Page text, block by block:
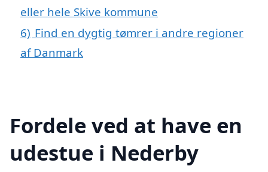
eller hele Skive kommune
6) Find en dygtig tømrer i andre regioner
af Danmark
Fordele ved at have en
udestue i Nederby